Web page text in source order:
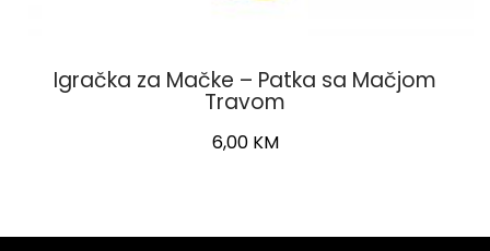
Igračka za Mačke – Patka sa Mačjom
Travom
6,00 KM